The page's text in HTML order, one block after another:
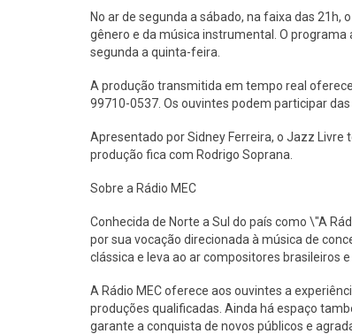
No ar de segunda a sábado, na faixa das
gênero e da música instrumental. O
segunda a quinta-feira.
A produção transmitida em tempo real
99710-0537. Os ouvintes podem participar
Apresentado por Sidney Ferreira, o Jazz Livre
produção fica com Rodrigo Soprana.
Sobre a Rádio MEC
Conhecida de Norte a Sul do país como \"A
por sua vocação direcionada à música de
clássica e leva ao ar compositores brasileiros
A Rádio MEC oferece aos ouvintes a
produções qualificadas. Ainda há espaço
garante a conquista de novos públicos e